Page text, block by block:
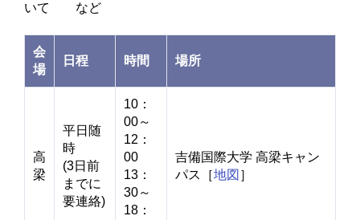
いて など
会
場
日程 時間 場所
高
梁
平日随
時
(3日前
までに
要連絡)
10：
00～
12：
00
13：
30～
18：
吉備国際大学 高梁キャン
パス［地図 ］